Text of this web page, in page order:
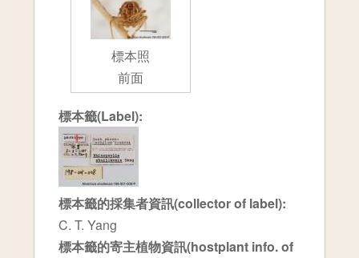
標本照
前面
標本籤(Label):
標本籤的採集者資訊(collector of label):
C. T. Yang
標本籤的寄主植物資訊(hostplant info. of